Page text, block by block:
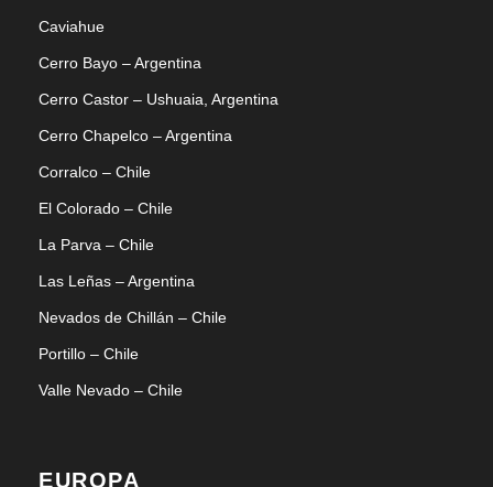
Caviahue
Cerro Bayo – Argentina
Cerro Castor – Ushuaia, Argentina
Cerro Chapelco – Argentina
Corralco – Chile
El Colorado – Chile
La Parva – Chile
Las Leñas – Argentina
Nevados de Chillán – Chile
Portillo – Chile
Valle Nevado – Chile
EUROPA